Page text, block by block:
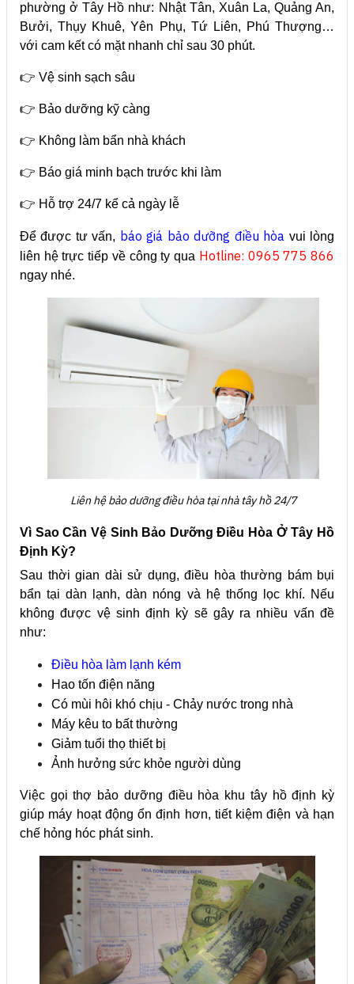
phường ở Tây Hồ như: Nhật Tân, Xuân La, Quảng An,
Bưởi, Thụy Khuê, Yên Phụ, Tứ Liên, Phú Thượng…
với cam kết có mặt nhanh chỉ sau 30 phút.
👉 Vệ sinh sạch sâu
👉 Bảo dưỡng kỹ càng
👉 Không làm bẩn nhà khách
👉 Báo giá minh bạch trước khi làm
👉 Hỗ trợ 24/7 kể cả ngày lễ
Để được tư vấn, báo giá bảo dưỡng điều hòa vui lòng
liên hệ trực tiếp về công ty qua Hotline: 0965 775 866
ngay nhé.
Liên hệ bảo dưỡng điều hòa tại nhà tây hồ 24/7
Vì Sao Cần Vệ Sinh Bảo Dưỡng Điều Hòa Ở Tây Hồ
Định Kỳ?
Sau thời gian dài sử dụng, điều hòa thường bám bụi
bẩn tại dàn lạnh, dàn nóng và hệ thống lọc khí. Nếu
không được vệ sinh định kỳ sẽ gây ra nhiều vấn đề
như:
Điều hòa làm lạnh kém
Hao tốn điện năng
Có mùi hôi khó chịu - Chảy nước trong nhà
Máy kêu to bất thường
Giảm tuổi thọ thiết bị
Ảnh hưởng sức khỏe người dùng
Việc gọi thợ bảo dưỡng điều hòa khu tây hồ định kỳ
giúp máy hoạt động ổn định hơn, tiết kiệm điện và hạn
chế hỏng hóc phát sinh.